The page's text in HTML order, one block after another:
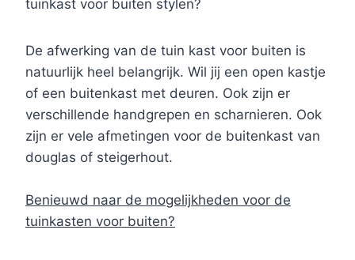
tuinkast voor buiten stylen?
De afwerking van de tuin kast voor buiten is
natuurlijk heel belangrijk. Wil jij een open kastje
of een buitenkast met deuren. Ook zijn er
verschillende handgrepen en scharnieren. Ook
zijn er vele afmetingen voor de buitenkast van
douglas of steigerhout.
Benieuwd naar de mogelijkheden voor de
tuinkasten voor buiten?